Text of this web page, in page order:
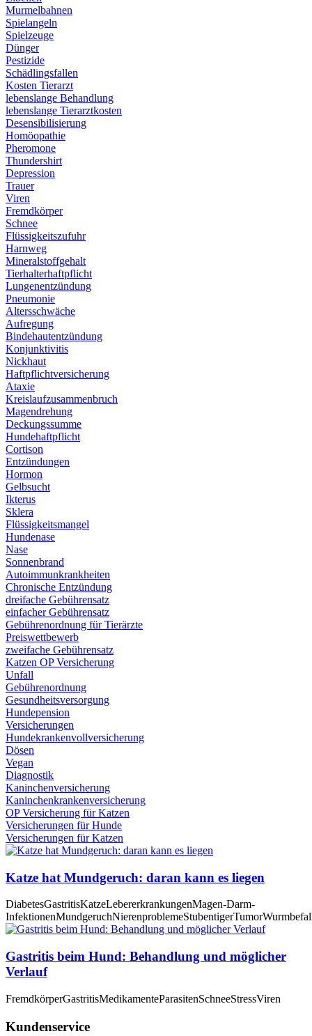
Murmelbahnen
Spielangeln
Spielzeuge
Dünger
Pestizide
Schädlingsfallen
Kosten Tierarzt
lebenslange Behandlung
lebenslange Tierarztkosten
Desensibilisierung
Homöopathie
Pheromone
Thundershirt
Depression
Trauer
Viren
Fremdkörper
Schnee
Flüssigkeitszufuhr
Harnweg
Mineralstoffgehalt
Tierhalterhaftpflicht
Lungenentzündung
Pneumonie
Altersschwäche
Aufregung
Bindehautentzündung
Konjunktivitis
Nickhaut
Haftpflichtversicherung
Ataxie
Kreislaufzusammenbruch
Magendrehung
Deckungssumme
Hundehaftpflicht
Cortison
Entzündungen
Hormon
Gelbsucht
Ikterus
Sklera
Flüssigkeitsmangel
Hundenase
Nase
Sonnenbrand
Autoimmunkrankheiten
Chronische Entzündung
dreifache Gebührensatz
einfacher Gebührensatz
Gebührenordnung für Tierärzte
Preiswettbewerb
zweifache Gebührensatz
Katzen OP Versicherung
Unfall
Gebührenordnung
Gesundheitsversorgung
Hundepension
Versicherungen
Hundekrankenvollversicherung
Dösen
Vegan
Diagnostik
Kaninchenversicherung
Kaninchenkrankenversicherung
OP Versicherung für Katzen
Versicherungen für Hunde
Versicherungen für Katzen
Katze hat Mundgeruch: daran kann es liegen
DiabetesGastritisKatzeLebererkrankungenMagen-Darm-
InfektionenMundgeruchNierenproblemeStubentigerTumor
Gastritis beim Hund: Behandlung und möglicher
Verlauf
FremdkörperGastritisMedikamenteParasitenSchneeStressViren
Kundenservice